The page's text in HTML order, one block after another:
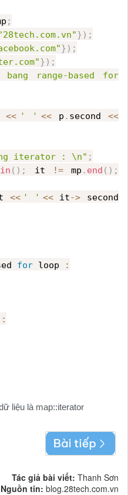
;
});
});
});
bang range-based for
<< ' ' << p . second<<
iterator : \n" ;
(); it !=mp . end ();
<< ' ' <<it-> second
for loop
:
:
liệu là map::iterator
Tác giả bài viết: Thanh Sơn
Nguồn tin: blog.28tech.com.vn